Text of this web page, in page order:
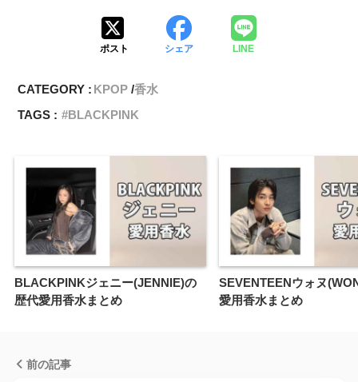
ポスト シェア LINE
CATEGORY : KPOP 香水
TAGS :
BLACKPINK
BLACKPINKジェニー(JENNIE)の
歴代愛用香水まとめ
SEVENTEENウォヌ
愛用香水まとめ
前の記事